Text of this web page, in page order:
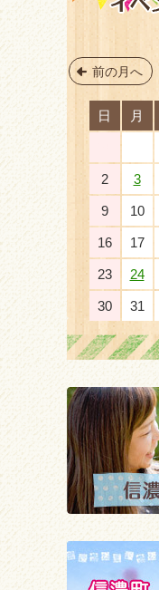
前の月へ
日 月
2 3
9 10
16 17
23 24
30 31